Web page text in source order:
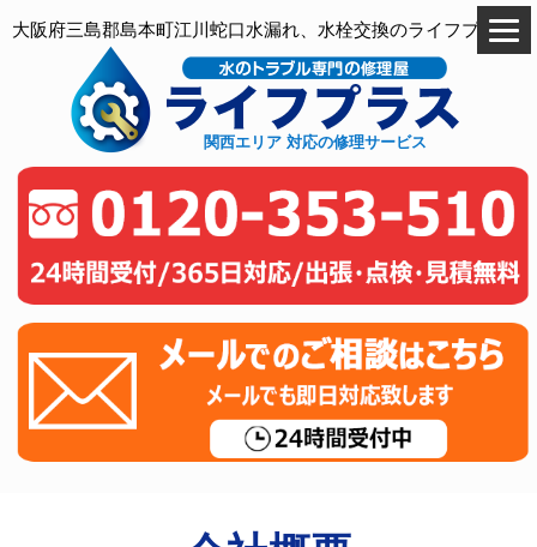
大阪府三島郡島本町江川蛇口水漏れ、水栓交換のライフプラス
関西エリア 対応の修理サービス